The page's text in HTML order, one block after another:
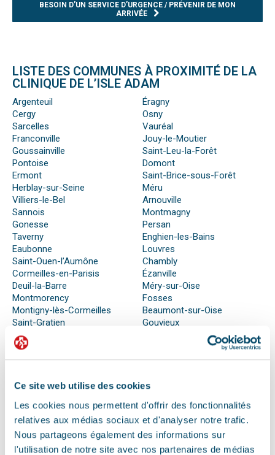
Ce site web utilise des cookies
Les cookies nous permettent d'offrir des fonctionnalités
relatives aux médias sociaux et d'analyser notre trafic.
Nous partageons également des informations sur
l'utilisation de notre site avec nos partenaires de médias
BESOIN D’UN SERVICE D’URGENCE / PRÉVENIR DE MON
ARRIVÉE
LISTE DES COMMUNES À PROXIMITÉ DE LA
CLINIQUE DE L’ISLE ADAM
Argenteuil
Cergy
Sarcelles
Franconville
Goussainville
Pontoise
Ermont
Herblay-sur-Seine
Villiers-le-Bel
Sannois
Gonesse
Taverny
Eaubonne
Saint-Ouen-l’Aumône
Cormeilles-en-Parisis
Deuil-la-Barre
Montmorency
Montigny-lès-Cormeilles
Saint-Gratien
Soisy-sous-Montmorency
Éragny
Osny
Vauréal
Jouy-le-Moutier
Saint-Leu-la-Forêt
Domont
Saint-Brice-sous-Forêt
Méru
Arnouville
Montmagny
Persan
Enghien-les-Bains
Louvres
Chambly
Ézanville
Méry-sur-Oise
Fosses
Beaumont-sur-Oise
Gouvieux
QUE FAIRE EN CAS D’URGENCE ?
Face à son animal souffrant, nous sommes nombreux à
perdre nos moyens. En effet, s’il n’est pas possible de se
préparer totalement à ce type d’événement, certains gestes
peuvent être salvateurs.